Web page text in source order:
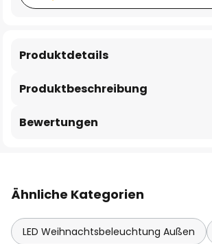
Produktbeschreibung
Produktdetails
Bewertungen
Ähnliche Kategorien
LED Weihnachtsbeleuchtung Außen